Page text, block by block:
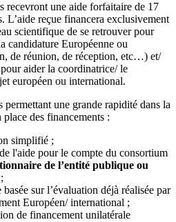
recevront une aide forfaitaire de 17
L’aide reçue financera exclusivement
scientifique de se retrouver pour
candidature Européenne ou
de réunion, de réception, etc…) et/
aider la coordinatrice/ le
européen ou international.
une grande rapidité dans la
des financements :
simplifié ;
l'aide pour le compte du consortium
de l’entité publique ou
;
sur l’évaluation déjà réalisée par
Européen/ international ;
de financement unilatérale